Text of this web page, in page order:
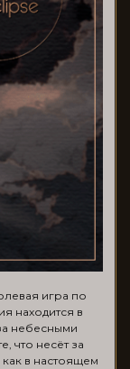
игра по
находится в
небесными
что несёт за
в настоящем